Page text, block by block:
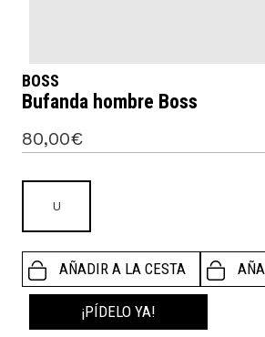
BOSS
Bufanda hombre Boss
80,00€
U
AÑADIR A LA CESTA
¡PÍDELO YA!